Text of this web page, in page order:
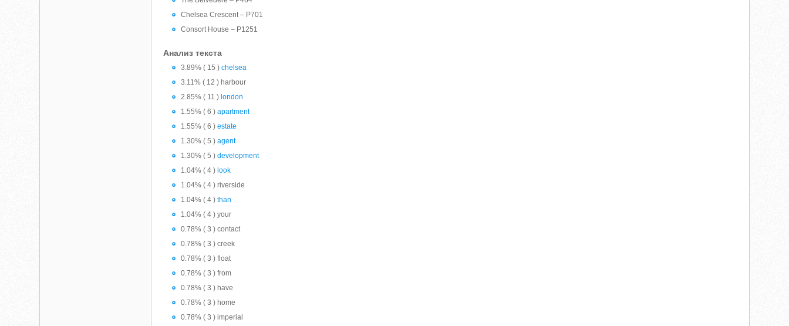
Chelsea Crescent – P701
Consort House – P1251
Анализ текста
3.89% ( 15 )chelsea
3.11% ( 12 ) harbour
2.85% ( 11 ) london
1.55% ( 6 )apartment
1.55% ( 6 )estate
1.30% ( 5 )agent
1.30% ( 5 )development
1.04% ( 4 ) look
1.04% ( 4 ) riverside
1.04% ( 4 )than
1.04% ( 4 ) your
0.78% ( 3 ) contact
0.78% ( 3 ) creek
0.78% ( 3 ) float
0.78% ( 3 ) from
0.78% ( 3 ) have
0.78% ( 3 ) home
0.78% ( 3 ) imperial